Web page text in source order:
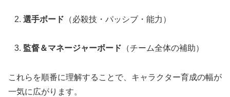
選手ボード （必殺技・パッシブ・能力）
監督＆マネージャーボード （チーム全体の補助）
これらを順番に理解することで、キャラクター育成の幅が
一気に広がります。